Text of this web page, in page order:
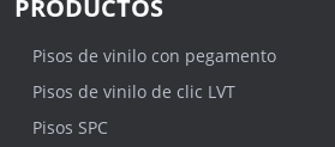
PRODUCTOS
Pisos de vinilo con pegamento
Pisos de vinilo de clic LVT
Pisos SPC